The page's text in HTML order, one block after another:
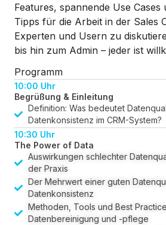
Features, spannende Use Cases
Tipps für die Arbeit in der Sales
Experten und Usern zu
bis hin zum Admin – jeder ist
Programm
10:00 Uhr
Begrüßung & Einleitung
Definition: Was bedeutet
Datenkonsistenz im CRM-System?
10:30 Uhr
The Power of Data
Auswirkungen schlechter
der Praxis
Der Mehrwert einer guten
Datenkonsistenz
Methoden, Tools und Best
Datenbereinigung und -pflege